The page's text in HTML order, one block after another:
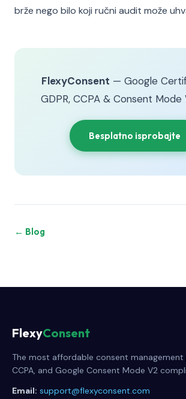
brže nego bilo koji ručni audit može
FlexyConsent — Google
GDPR, CCPA & Consent Mode
Besplatno isprobajte
← Blog
FlexyConsent
The most affordable consent management
CCPA, and Google Consent Mode V2
Email: support@flexyconsent.com